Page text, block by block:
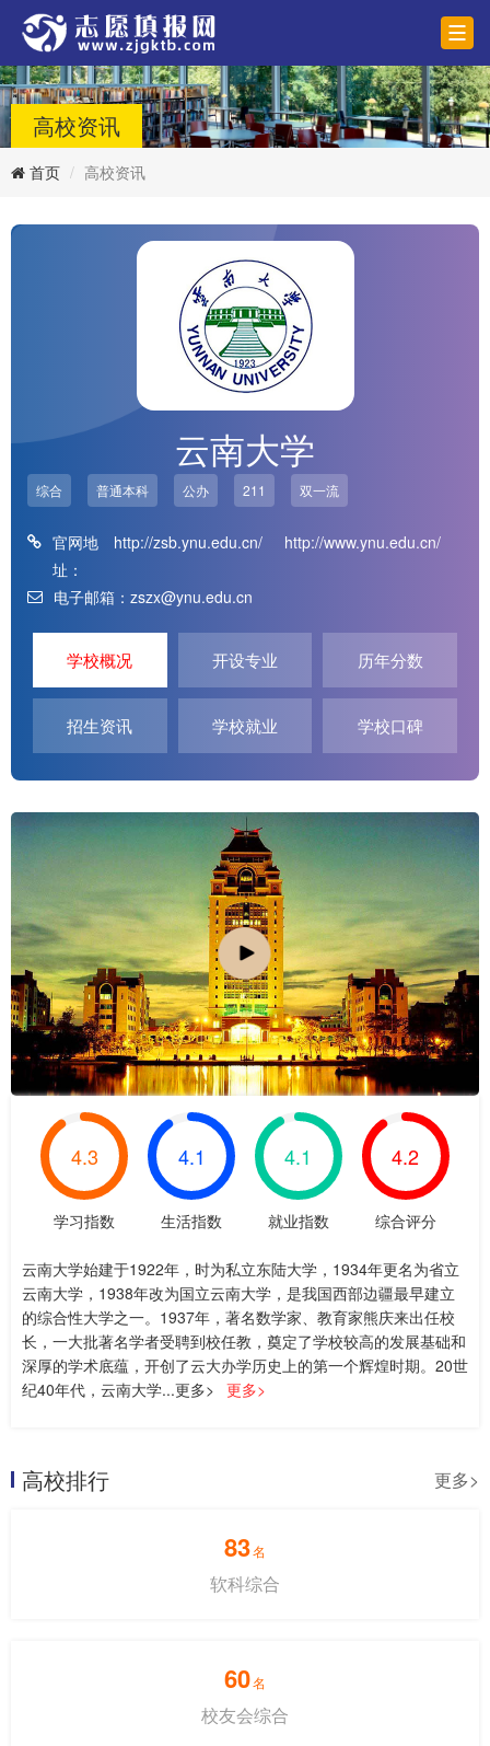
高校资讯
首页 高校资讯
云南大学
综合 普通本科 公办 211 双一流
官网地
址：
http://zsb.ynu.edu.cn/ http://www.ynu.edu.cn/
电子邮箱：zszx@ynu.edu.cn
学校概况 开设专业 历年分数
招生资讯 学校就业 学校口碑
4.3
学习指数
4.1
生活指数
4.1
就业指数
4.2
综合评分
云南大学始建于1922年，时为私立东陆大学，1934年更名为省立
云南大学，1938年改为国立云南大学，是我国西部边疆最早建立
的综合性大学之一。1937年，著名数学家、教育家熊庆来出任校
长，一大批著名学者受聘到校任教，奠定了学校较高的发展基础和
深厚的学术底蕴，开创了云大办学历史上的第一个辉煌时期。20世
纪40年代，云南大学...更多> 更多>
高校排行 更多>
83名
软科综合
60名
校友会综合